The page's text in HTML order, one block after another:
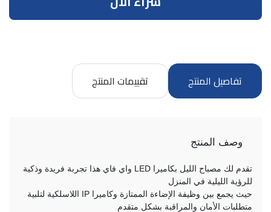
تفاصيل المنتج تقييمات المنتج
وصف المنتج
تقدم لك مصباح الليل بكاميرا LED واي فاي هذا تجربة فريدة وذكية
للرؤية الليلية في المنزل
حيث يجمع بين وظيفة الإضاءة الممتازة وكاميرا IP اللاسلكية لتلبية
متطلبات الأمان والمراقبة بشكل متقدم